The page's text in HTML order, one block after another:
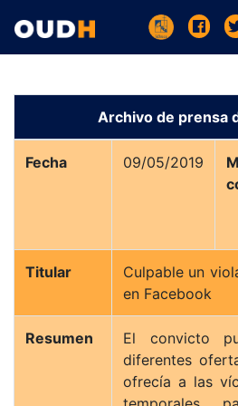
Archivo de prensa
Fecha 09/05/2019
Titular
Culpable un
en Facebook
Resumen
El convicto
diferentes
ofrecía a las